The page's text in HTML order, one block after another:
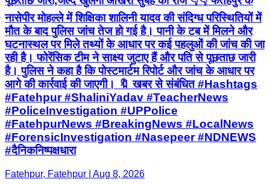
नासेपीर मोहल्ले में शिक्षिका शालिनी यादव की संदिग्ध परिस्थितियों में
मौत के बाद पुलिस जांच तेज हो गई है। पानी के टब में मिलने और
घटनास्थल पर मिले तथ्यों के आधार पर कई पहलुओं की जांच की जा
रही है। फोरेंसिक टीम ने साक्ष्य जुटाए हैं और पति से पूछताछ जारी
है। पुलिस ने कहा है कि पोस्टमार्टम रिपोर्ट और जांच के आधार पर
आगे की कार्रवाई की जाएगी। 🔖 खबर से संबंधित #Hashtags
#Fatehpur #ShaliniYadav #TeacherNews
#PoliceInvestigation #UPPolice
#FatehpurNews #BreakingNews #LocalNews
#ForensicInvestigation #Nasepeer #NDNEWS
#दैनिकनिष्पक्षधारा
Fatehpur, Fatehpur | Aug 8, 2026